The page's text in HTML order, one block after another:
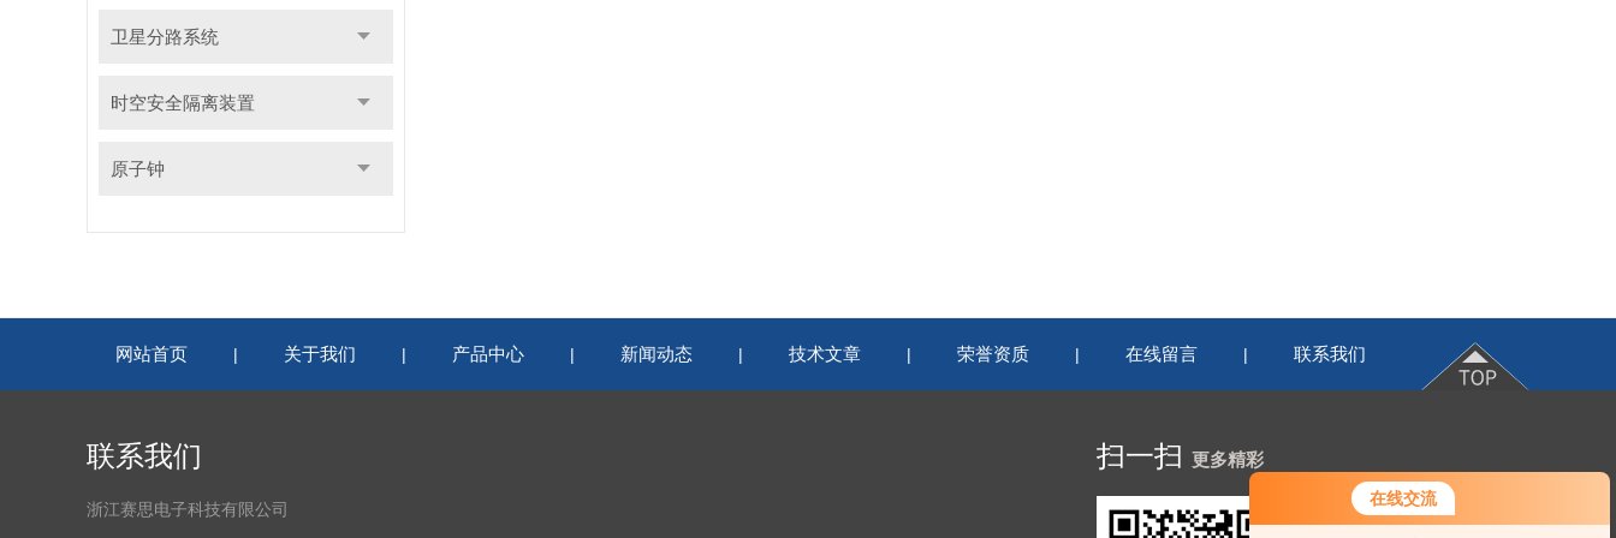
在线交流
卫星分路系统
时空安全隔离装置
原子钟
网站首页 | 关于我们 | 产品中心 | 新闻动态 | 技术文章 | 荣誉资质 | 在线留言 | 联系我们
联系我们
浙江赛思电子科技有限公司
扫一扫 更多精彩